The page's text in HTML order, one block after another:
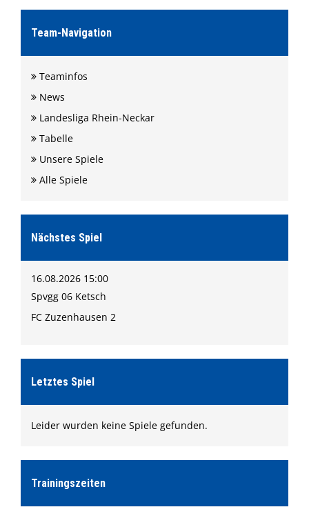
Team-Navigation
Teaminfos
News
Landesliga Rhein-Neckar
Tabelle
Unsere Spiele
Alle Spiele
Nächstes Spiel
16.08.2026 15:00
Spvgg 06 Ketsch
FC Zuzenhausen 2
Letztes Spiel
Leider wurden keine Spiele gefunden.
Trainingszeiten